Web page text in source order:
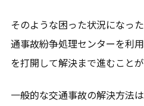
そのような困った状況になっ
通事故紛争処理センターを利
を打開して解決まで進むことが
一般的な交通事故の解決方法